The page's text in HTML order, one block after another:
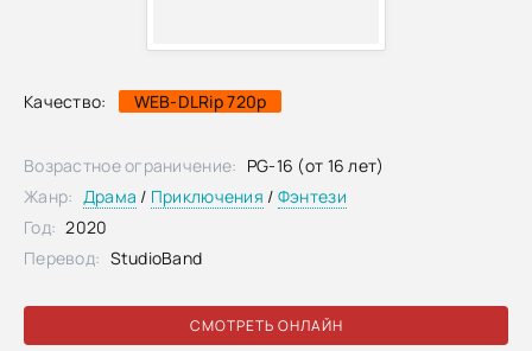
Качество: WEB-DLRip 720p
СМОТРЕТЬ ОНЛАЙН
Возрастное ограничение: PG-16 (от 16 лет)
Жанр: Драма / Приключения / Фэнтези
Год: 2020
Перевод: StudioBand